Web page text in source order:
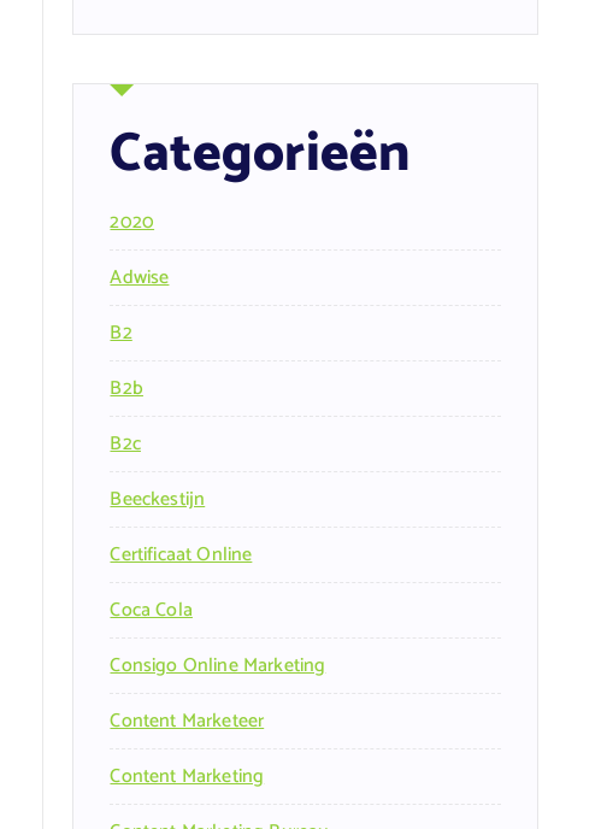
Categorieën
2020
Adwise
B2
B2b
B2c
Beeckestijn
Certificaat Online
Coca Cola
Consigo Online Marketing
Content Marketeer
Content Marketing